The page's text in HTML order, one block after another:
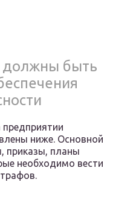
должны быть
ниже. Основной
приказы, планы
необходимо вести